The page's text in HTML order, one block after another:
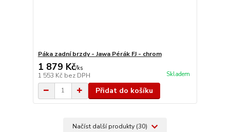
Páka zadní brzdy - Jawa Pérák FJ - chrom
1 879 Kč/ks
1 553 Kč bez DPH Skladem
Přidat do košíku
Načíst další produkty (30)